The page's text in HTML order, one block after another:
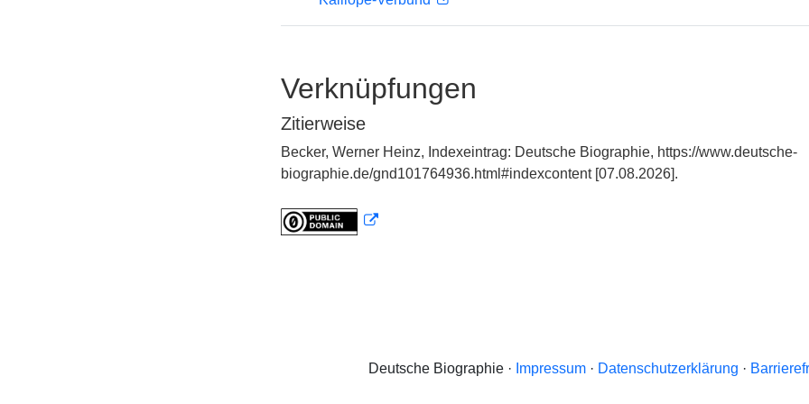
Verknüpfungen
Zitierweise
Becker, Werner Heinz, Indexeintrag: Deutsche Biographie, https://www.deutsche-
biographie.de/gnd101764936.html#indexcontent [07.08.2026].
Deutsche Biographie · Impressum · Datenschutzerklärung ·